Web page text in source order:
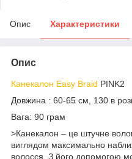
Опис Характеристики
Опис
Канекалон Easy Braid PINK2
Довжина : 60-65 см, 130 в
Вага: 90 грам
>Канекалон – це штучне
виглядом максимально
волосся. З його допомогою